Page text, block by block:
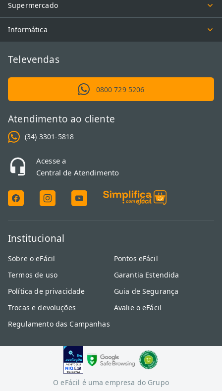
Supermercado
Informática
Televendas
0800 729 5206
Atendimento ao cliente
(34) 3301-5818
Acesse a
Central de Atendimento
Institucional
Sobre o eFácil
Termos de uso
Política de privacidade
Trocas e devoluções
Regulamento das Campanhas
Pontos eFácil
Garantia Estendida
Guia de Segurança
Avalie o eFácil
O eFácil é uma empresa do Grupo